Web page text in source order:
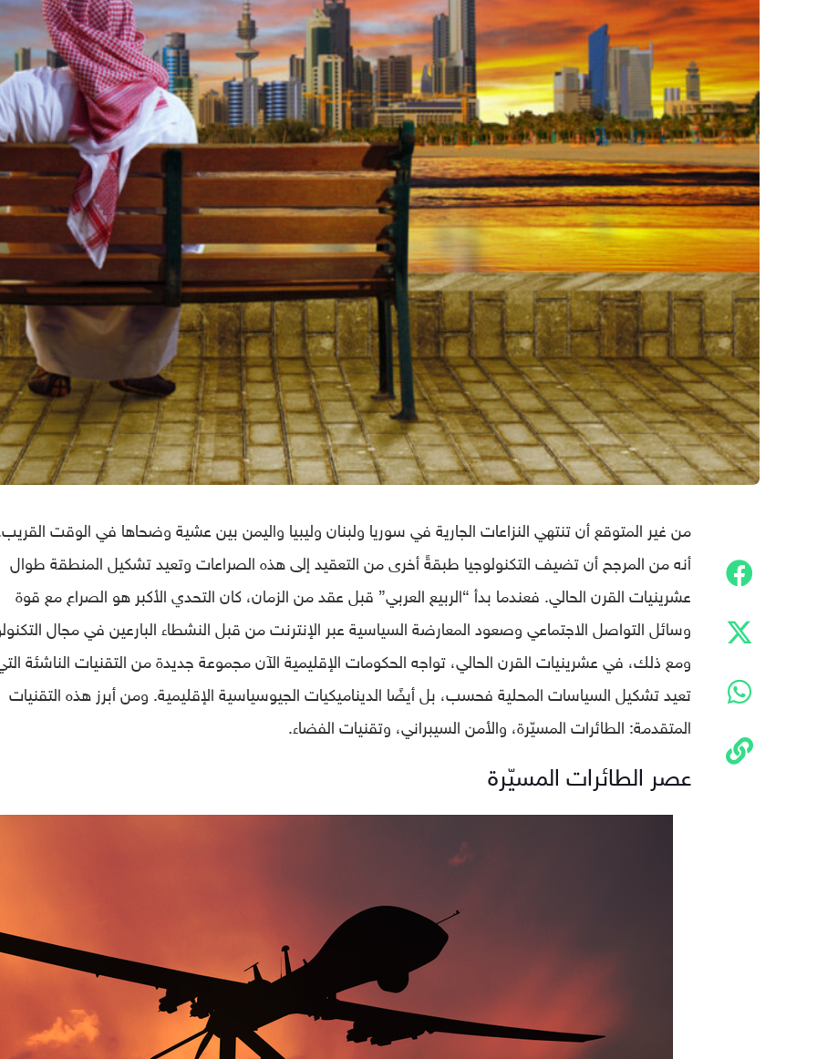
من غير المتوقع أن تنتهي النزاعات الجارية في سوريا ولبنان وليبيا واليمن بين عشية وضحاها في الوقت
أنه من المرجح أن تضيف التكنولوجيا طبقةً أخرى من التعقيد إلى هذه الصراعات وتعيد تشكيل المنطقة طوال
عشرينيات القرن الحالي. فعندما بدأ “الربيع العربي” قبل عقد من الزمان، كان التحدي الأكبر هو الصراع مع قوة
وسائل التواصل الاجتماعي وصعود المعارضة السياسية عبر الإنترنت من قبل النشطاء البارعين في مجال
ومع ذلك، في عشرينيات القرن الحالي، تواجه الحكومات الإقليمية الآن مجموعة جديدة من التقنيات الناشئة
تعيد تشكيل السياسات المحلية فحسب، بل أيضًا الديناميكيات الجيوسياسية الإقليمية. ومن أبرز هذه التقنيات
المتقدمة: الطائرات المسيّرة، والأمن السيبراني، وتقنيات الفضاء.
عصر الطائرات المسيّرة